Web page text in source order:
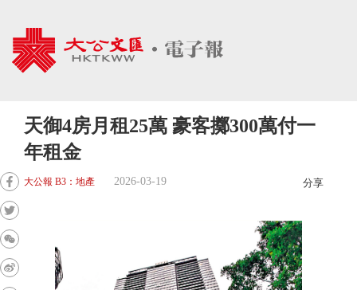
天御4房月租25萬 豪客擲300萬付一
年租金
大公報 B3：地產 2026-03-19 分享